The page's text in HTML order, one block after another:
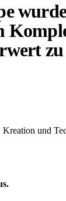
wurde
zu
und